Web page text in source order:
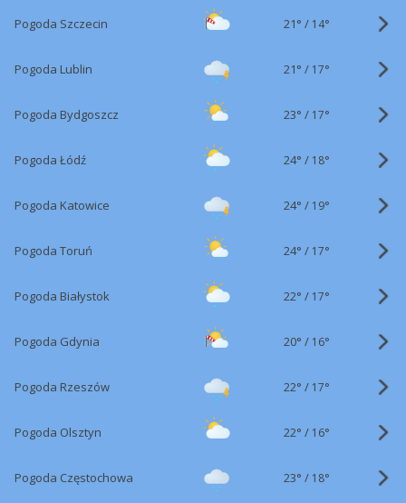
Pogoda Szczecin 21° / 14°
Pogoda Lublin 21° / 17°
Pogoda Bydgoszcz 23° / 17°
Pogoda Łódź 24° / 18°
Pogoda Katowice 24° / 19°
Pogoda Toruń 24° / 17°
Pogoda Białystok 22° / 17°
Pogoda Gdynia 20° / 16°
Pogoda Rzeszów 22° / 17°
Pogoda Olsztyn 22° / 16°
Pogoda Częstochowa 23° / 18°